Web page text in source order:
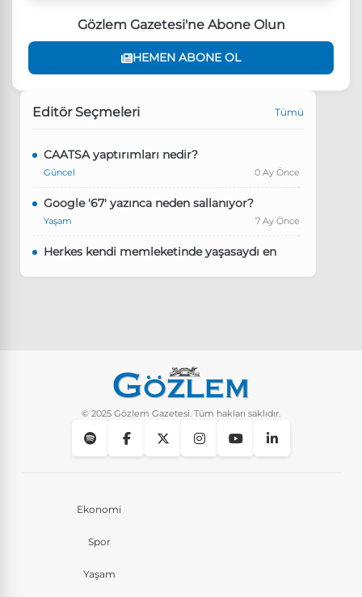
Gözlem Gazetesi'ne Abone Olun
HEMEN ABONE OL
Editör Seçmeleri Tümü
CAATSA yaptırımları nedir?
Güncel 0 Ay Önce
Google '67' yazınca neden sallanıyor?
Yaşam 7 Ay Önce
Herkes kendi memleketinde yaşasaydı en
Instagram’da keşfet nasıl temizlenir?
© 2025 Gözlem Gazetesi. Tüm hakları saklıdır.
Ekonomi
Spor
Yaşam